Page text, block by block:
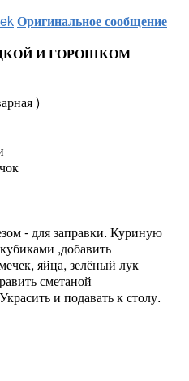
Оригинальное сообщение
И ГОРОШКОМ
)
- для заправки. Куриную
,добавить
яйца, зелёный лук
сметаной
и подавать к столу.